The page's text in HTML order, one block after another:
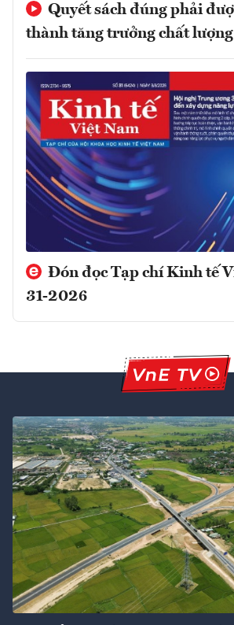
Quyết sách đúng phải
thành tăng trưởng chất lượng
Đón đọc Tạp chí Kinh tế
31-2026